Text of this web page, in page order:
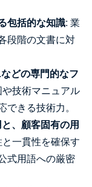
包括的な知識: 業
段階の文書に対
どの専門的なフ
や技術マニュアル
できる技術力。
、顧客固有の用
一貫性を確保す
式用語への厳密